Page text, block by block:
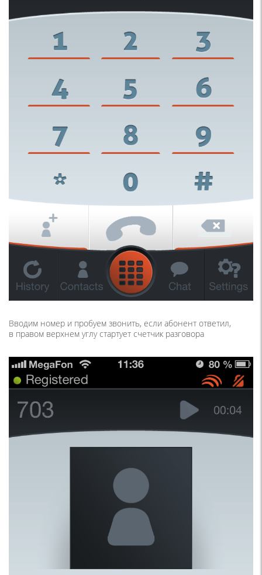
Вводим номер и пробуем звонить, если абонент ответил,
в правом верхнем углу стартует счетчик разговора